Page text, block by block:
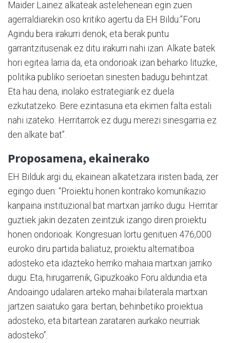
Maider Lainez alkateak astelehenean egin zuen
agerraldiarekin oso kritiko agertu da EH Bildu:”Foru
Agindu bera irakurri denok, eta berak puntu
garrantzitusenak ez ditu irakurri nahi izan. Alkate batek
hori egitea larria da, eta ondorioak izan beharko lituzke,
politika publiko serioetan sinesten badugu behintzat.
Eta hau dena, inolako estrategiarik ez duela
ezkutatzeko. Bere ezintasuna eta ekimen falta estali
nahi izateko. Herritarrok ez dugu merezi sinesgarria ez
den alkate bat”.
Proposamena, ekainerako
EH Bilduk argi du, ekainean alkatetzara iristen bada, zer
egingo duen: “Proiektu honen kontrako komunikazio
kanpaina instituzional bat martxan jarriko dugu. Herritar
guztiek jakin dezaten zeintzuk izango diren proiektu
honen ondorioak. Kongresuan lortu genituen 476,000
euroko diru partida baliatuz, proiektu alternatiboa
adosteko eta idazteko herriko mahaia martxan jarriko
dugu. Eta, hirugarrenik, Gipuzkoako Foru aldundia eta
Andoaingo udalaren arteko mahai bilaterala martxan
jartzen saiatuko gara: bertan, behinbetiko proiektua
adosteko, eta bitartean zarataren aurkako neurriak
adosteko”.